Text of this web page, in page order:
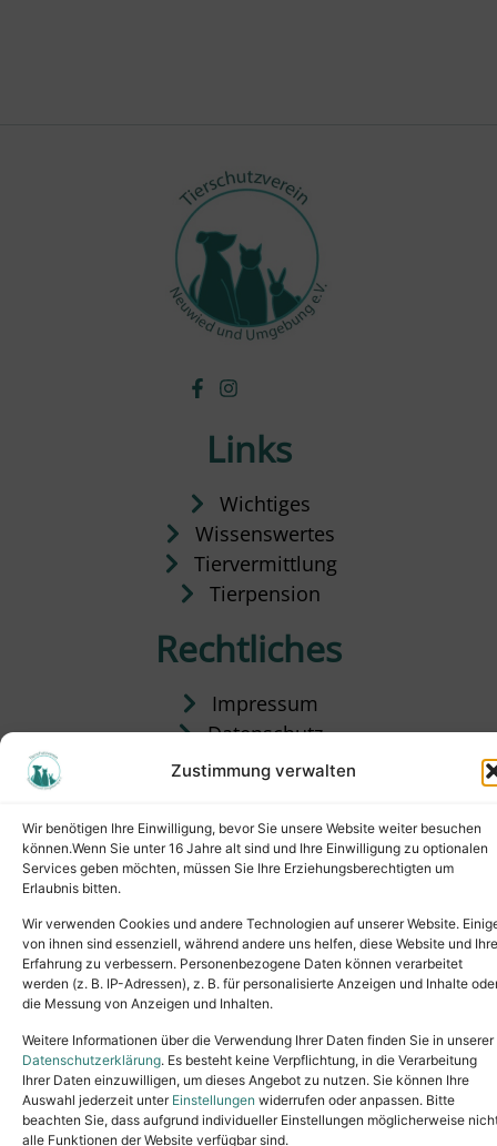
Zustimmung verwalten
Wir benötigen Ihre Einwilligung, bevor Sie unsere Website weiter besuchen
können.Wenn Sie unter 16 Jahre alt sind und Ihre Einwilligung zu optionalen
Services geben möchten, müssen Sie Ihre Erziehungsberechtigten um
Erlaubnis bitten.
Wir verwenden Cookies und andere Technologien auf unserer Website.
von ihnen sind essenziell, während andere uns helfen, diese Website und Ihre
Erfahrung zu verbessern. Personenbezogene Daten können verarbeitet
werden (z. B. IP-Adressen), z. B. für personalisierte Anzeigen und Inhalte
die Messung von Anzeigen und Inhalten.
Weitere Informationen über die Verwendung Ihrer Daten finden Sie in unserer
Datenschutzerklärung. Es besteht keine Verpflichtung, in die Verarbeitung
Ihrer Daten einzuwilligen, um dieses Angebot zu nutzen. Sie können Ihre
Auswahl jederzeit unter Einstellungen widerrufen oder anpassen. Bitte
beachten Sie, dass aufgrund individueller Einstellungen möglicherweise
alle Funktionen der Website verfügbar sind.
Links
Wichtiges
Wissenswertes
Tiervermittlung
Tierpension
Rechtliches
Impressum
Datenschutz
Satzung
Copyright © 2024. All rights reserved.
Tel.: (02631) 55356buero@tierheim-neuwied.de
Ludwigshof 1, 56567 Neuwied